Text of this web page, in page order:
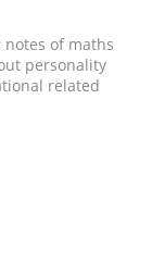
notes of maths
personality
related